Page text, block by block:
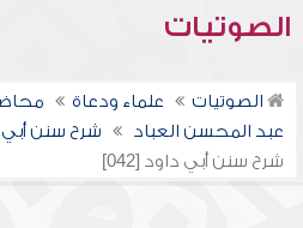
الصوتيات
الصوتيات علماء ودعاة
عبد المحسن العباد
شرح سنن أبي
شرح سنن أبي داود [042]